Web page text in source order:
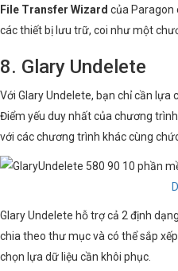
File Transfer Wizard của Paragon
các thiết bị lưu trữ, coi như một
8. Glary Undelete
Với Glary Undelete, bạn chỉ cần lựa
Điểm yếu duy nhất của chương
với các chương trình khác cùng
Glary Undelete hỗ trợ cả 2 định
chia theo thư mục và có thể sắp
chọn lựa dữ liệu cần khôi phục.